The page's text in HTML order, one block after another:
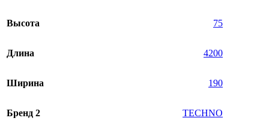
Высота 75
Длина 4200
Ширина 190
Бренд 2 TECHNO